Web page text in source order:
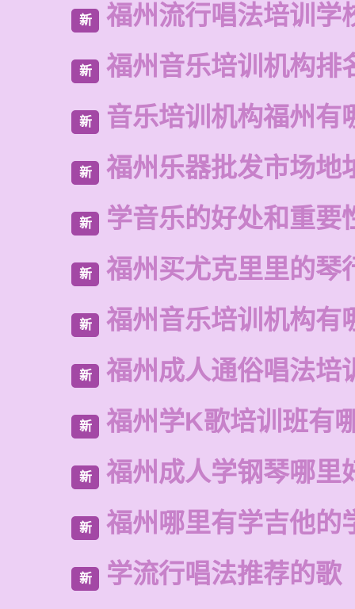
新 福州流行唱法培训学
新 福州音乐培训机构排
新 音乐培训机构福州有
新 福州乐器批发市场地
新 学音乐的好处和重要
新 福州买尤克里里的琴
新 福州音乐培训机构有
新 福州成人通俗唱法培
新 福州学K歌培训班有
新 福州成人学钢琴哪里
新 福州哪里有学吉他的
新 学流行唱法推荐的歌